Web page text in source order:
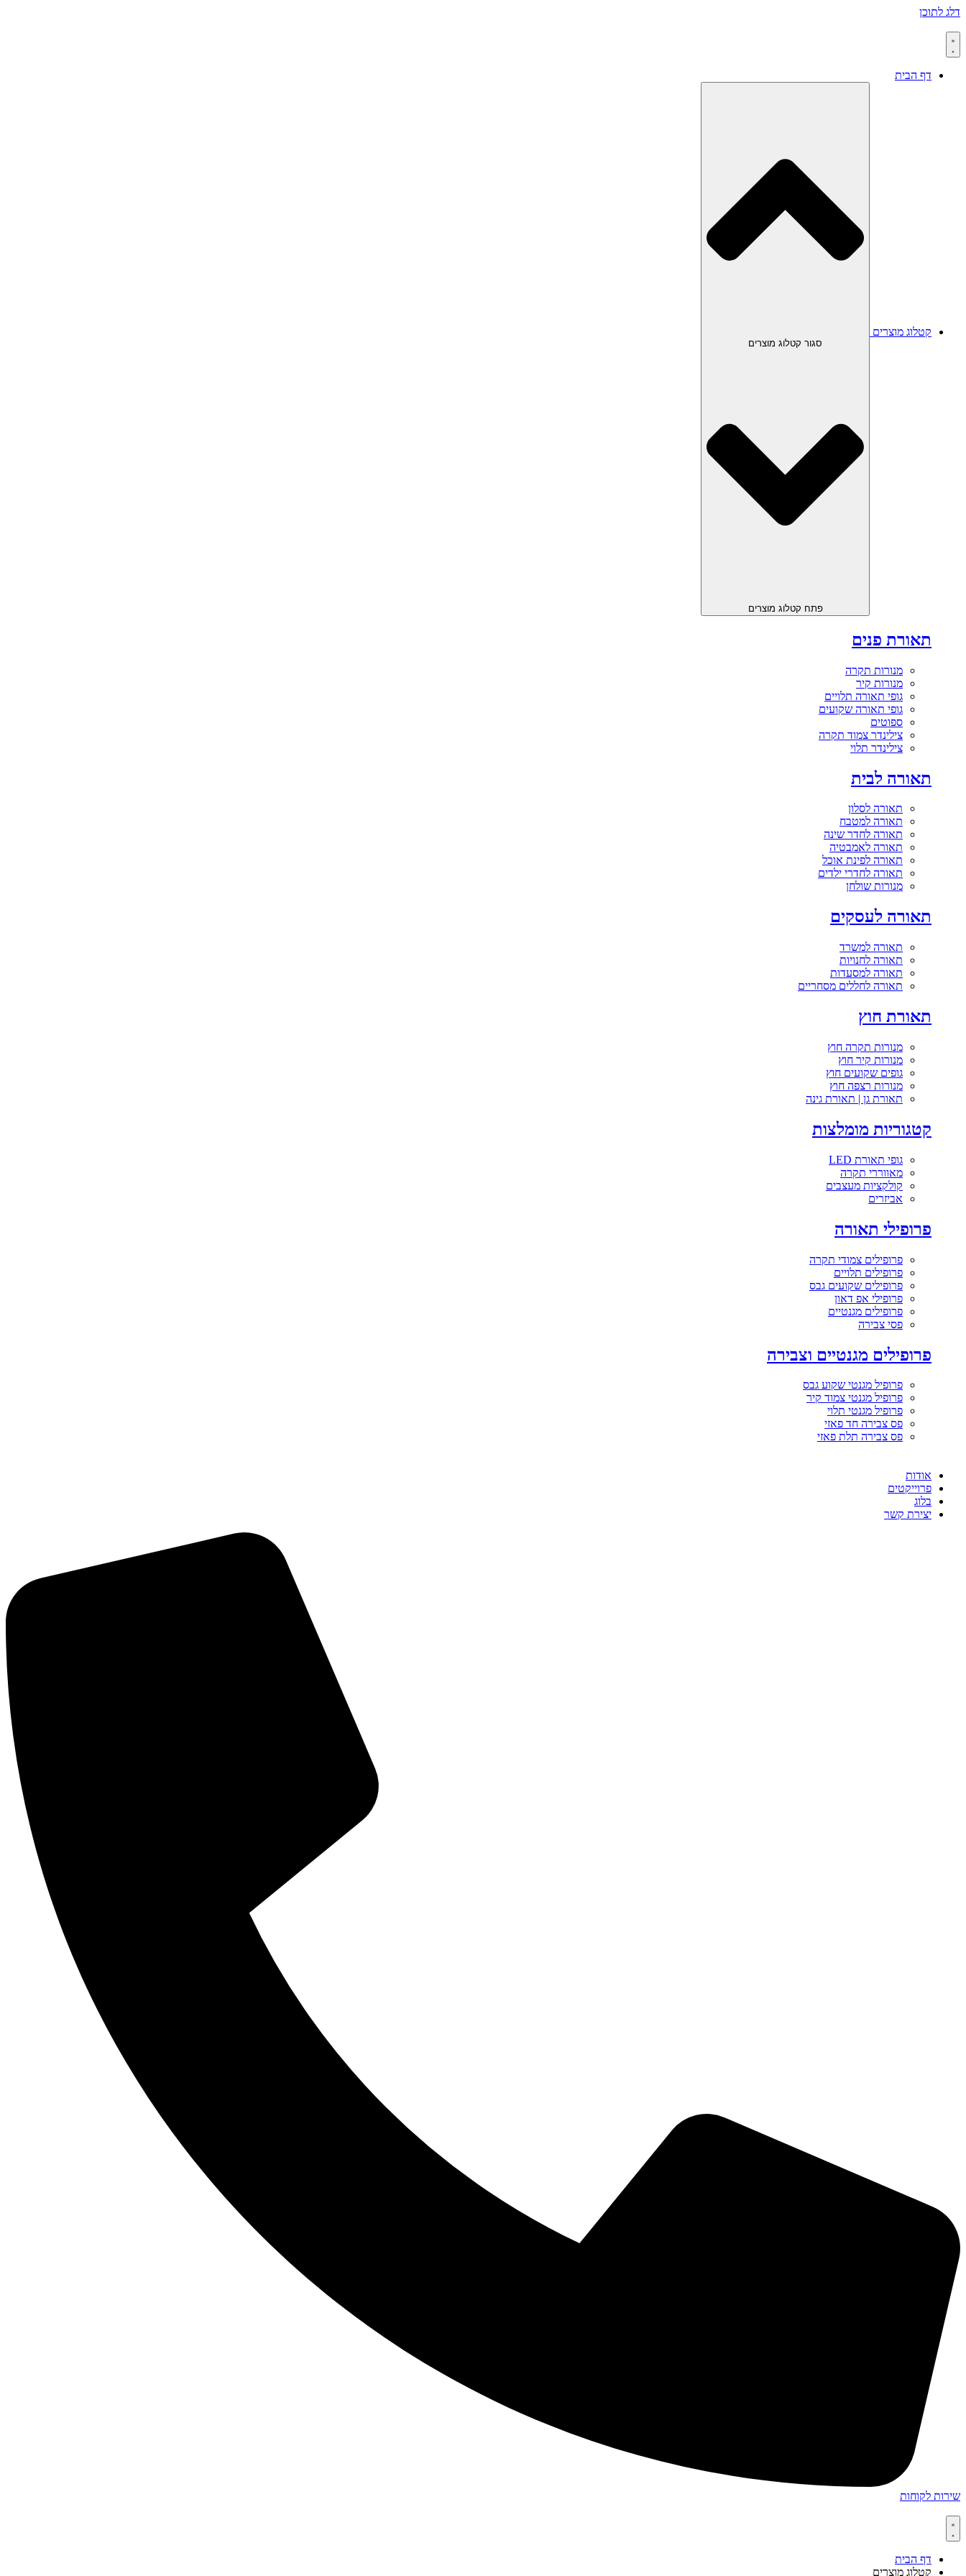
דלג לתוכן
דף הבית
קטלוג מוצרים
סגור קטלוג מוצרים
פתח קטלוג מוצרים
תאורת פנים
מנורות תקרה
מנורות קיר
גופי תאורה תלויים
גופי תאורה שקועים
ספוטים
צילינדר צמוד תקרה
צילינדר תלוי
תאורה לבית
תאורה לסלון
תאורה למטבח
תאורה לחדר שינה
תאורה לאמבטיה
תאורה לפינת אוכל
תאורה לחדרי ילדים
מנורות שולחן
תאורה לעסקים
תאורה למשרד
תאורה לחנויות
תאורה למסעדות
תאורה לחללים מסחריים
תאורת חוץ
מנורות תקרה חוץ
מנורות קיר חוץ
גופים שקועים חוץ
מנורות רצפה חוץ
תאורת גן | תאורת גינה
קטגוריות מומלצות
גופי תאורת LED
מאווררי תקרה
קולקציות מעצבים
אביזרים
פרופילי תאורה
פרופילים צמודי תקרה
פרופילים תלויים
פרופילים שקועים גבס
פרופילי אפ דאון
פרופילים מגנטיים
פסי צבירה
פרופילים מגנטיים וצבירה
פרופיל מגנטי שקוע גבס
פרופיל מגנטי צמוד קיר
פרופיל מגנטי תלוי
פס צבירה חד פאזי
פס צבירה תלת פאזי
אודות
פרוייקטים
בלוג
יצירת קשר
שירות לקוחות
דף הבית
קטלוג מוצרים